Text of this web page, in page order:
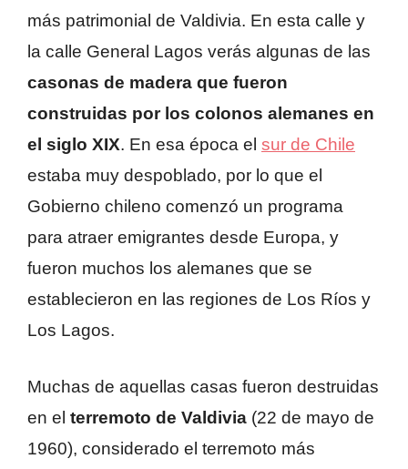
más patrimonial de Valdivia. En esta calle y
la calle General Lagos verás algunas de las
casonas de madera que fueron
construidas por los colonos alemanes en
el siglo XIX. En esa época el sur de Chile
estaba muy despoblado, por lo que el
Gobierno chileno comenzó un programa
para atraer emigrantes desde Europa, y
fueron muchos los alemanes que se
establecieron en las regiones de Los Ríos y
Los Lagos.
Muchas de aquellas casas fueron destruidas
en el terremoto de Valdivia (22 de mayo de
1960), considerado el terremoto más